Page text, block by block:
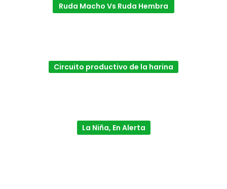
Ruda Macho Vs Ruda Hembra
Circuito productivo de la harina
La Niña, En Alerta